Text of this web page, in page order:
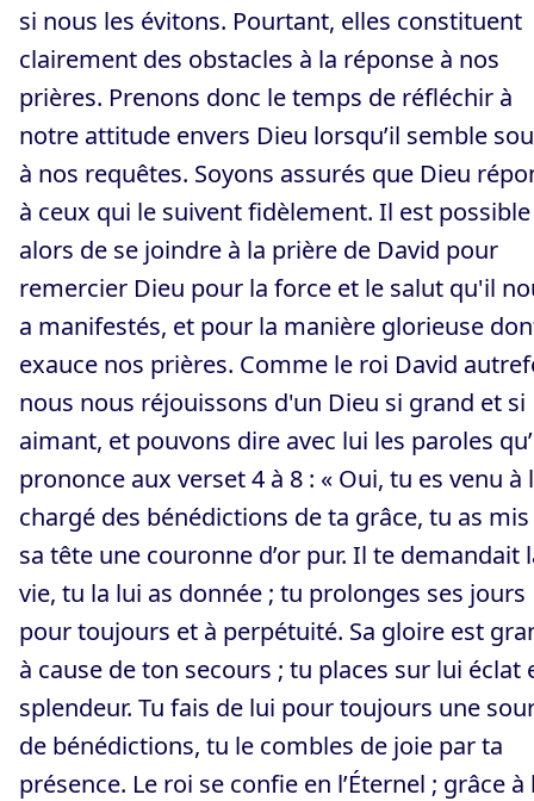
si nous les évitons. Pourtant, elles constituent
clairement des obstacles à la réponse à nos
prières. Prenons donc le temps de réfléchir à
notre attitude envers Dieu lorsqu’il semble
à nos requêtes. Soyons assurés que Dieu
à ceux qui le suivent fidèlement. Il est possible
alors de se joindre à la prière de David pour
remercier Dieu pour la force et le salut qu'il
a manifestés, et pour la manière glorieuse
exauce nos prières. Comme le roi David
nous nous réjouissons d'un Dieu si grand et si
aimant, et pouvons dire avec lui les paroles
prononce aux verset 4 à 8 : « Oui, tu es venu à
chargé des bénédictions de ta grâce, tu as
sa tête une couronne d’or pur. Il te demandait
vie, tu la lui as donnée ; tu prolonges ses jours
pour toujours et à perpétuité. Sa gloire est
à cause de ton secours ; tu places sur lui éclat
splendeur. Tu fais de lui pour toujours une
de bénédictions, tu le combles de joie par ta
présence. Le roi se confie en l’Éternel ; grâce à